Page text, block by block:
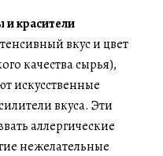
и красители
вкус и цвет
качества сырья),
искусственные
вкуса. Эти
аллергические
нежелательные